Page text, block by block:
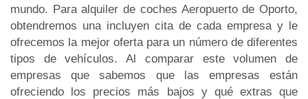
mundo. Para alquiler de coches Aeropuerto de Oporto,
obtendremos una incluyen cita de cada empresa y le
ofrecemos la mejor oferta para un número de diferentes
tipos de vehículos. Al comparar este volumen de
empresas que sabemos que las empresas están
ofreciendo los precios más bajos y qué extras que